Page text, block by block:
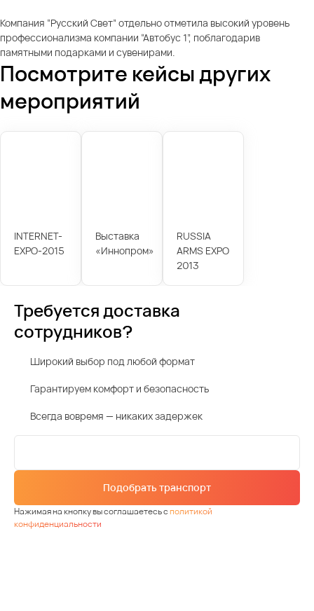
Компания “Русский Свет” отдельно отметила высокий уровень
профессионализма компании “Автобус 1”, поблагодарив
памятными подарками и сувенирами.
Посмотрите кейсы других
мероприятий
INTERNET-
EXPO-2015
Выставка
«Иннопром»
RUSSIA
ARMS EXPO
2013
Требуется доставка
сотрудников?
Широкий выбор под любой формат
Гарантируем комфорт и безопасность
Всегда вовремя — никаких задержек
Подобрать транспорт
Нажимая на кнопку вы соглашаетесь сполитикой
конфиденциальности